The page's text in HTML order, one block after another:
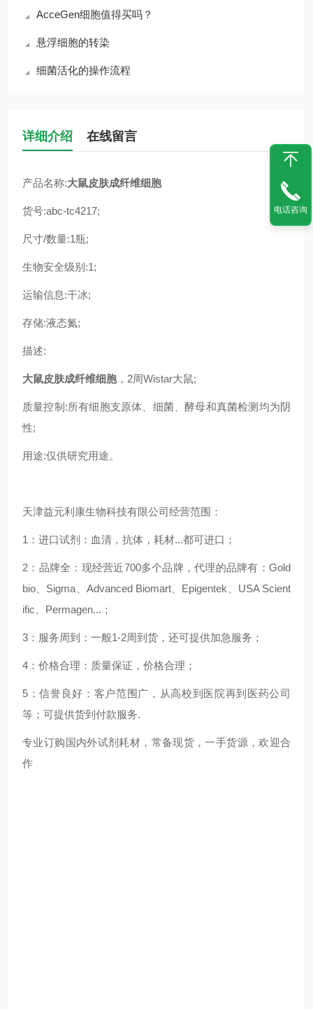
AcceGen细胞值得买吗？
悬浮细胞的转染
细菌活化的操作流程
详细介绍 在线留言
产品名称:大鼠皮肤成纤维细胞
货号:abc-tc4217;
尺寸/数量:1瓶;
生物安全级别:1;
运输信息:干冰;
存储:液态氮;
描述:
大鼠皮肤成纤维细胞，2周Wistar大鼠;
质量控制:所有细胞支原体、细菌、酵母和真菌检测均为阴
性;
用途:仅供研究用途。
天津益元利康生物科技有限公司经营范围：
1：进口试剂：血清，抗体，耗材...都可进口；
2：品牌全：现经营近700多个品牌，代理的品牌有：Gold
bio、Sigma、Advanced Biomart、Epigentek、USA Scient
ific、Permagen...；
3：服务周到：一般1-2周到货，还可提供加急服务；
4：价格合理：质量保证，价格合理；
5：信誉良好：客户范围广，从高校到医院再到医药公司
等；可提供货到付款服务.
专业订购国内外试剂耗材，常备现货，一手货源，欢迎合
作
电话咨询